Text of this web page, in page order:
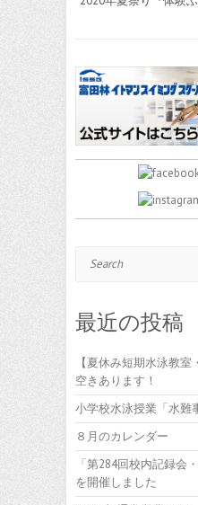
最近の投稿
【夏休み短期水泳教室
空きあります！
小学校水泳授業「水難
８月のカレンダー
「第284回校内記録会
を開催しました